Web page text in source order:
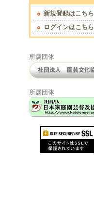
新規登録はこちら
ログインはこちら
所属団体
所属団体